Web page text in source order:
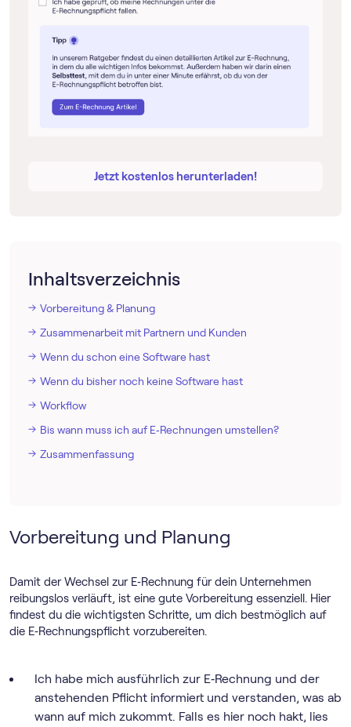
Jetzt kostenlos herunterladen!
Inhaltsverzeichnis
Vorbereitung & Planung
Zusammenarbeit mit Partnern und Kunden
Wenn du schon eine Software hast
Wenn du bisher noch keine Software hast
Workflow
Bis wann muss ich auf E‑Rechnungen umstellen?
Zusammenfassung
Vorbereitung und Planung
Damit der Wechsel zur E‑Rechnung für dein Unternehmen
reibungslos verläuft, ist eine gute Vorbereitung essenziell. Hier
findest du die wichtigsten Schritte, um dich bestmöglich auf
die E‑Rechnungspflicht vorzubereiten.
Ich habe mich ausführlich zur E‑Rechnung und der
anstehenden Pflicht informiert und verstanden, was ab
wann auf mich zukommt. Falls es hier noch hakt, lies